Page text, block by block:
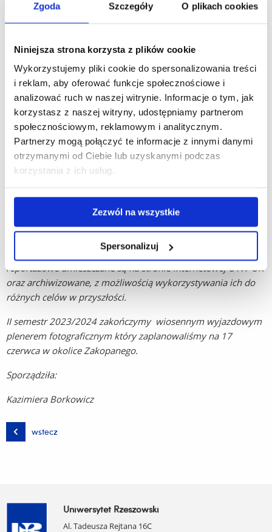
Zgoda Szczegóły O plikach cookies
Niniejsza strona korzysta z plików cookie
Wykorzystujemy pliki cookie do spersonalizowania treści
i reklam, aby oferować funkcje społecznościowe i
analizować ruch w naszej witrynie. Informacje o tym, jak
korzystasz z naszej witryny, udostępniamy partnerom
społecznościowym, reklamowym i analitycznym.
Partnerzy mogą połączyć te informacje z innymi danymi
otrzymanymi od Ciebie lub uzyskanymi podczas
korzystania z ich usług.
Zezwól na wszystkie
Spersonalizuj
w Rzeszowie.
fotograficznych oraz stowarzyszeń artystycznych,
zaprezentowaliśmy zestaw zdjęć pt. „Niepotrzebne,
Porzucone, Zapomniane” za który otrzymaliśmy wyróżnienie.
- 14maja 2024 w dniu obchodów 40-lecia Uniwersytetu
Trzeciego Wieku Uniwersytetu Rzeszowskiego
zaprezentowaliśmy wystawę zbiorową „15lat Klubu Foto
UTW-UR” w holu budynku A1 Uniwersytetu Rzeszowskiego
w Rzeszowie przy ul. Rejtana 16C.
fotografii ciekawe pokazy multimedialne, które prezentowane
są na wernisażach i zajęciach klubowych.
wydarzeń na Uniwersytecie Trzeciego Wieku. Zdjęcia
reportażowe umieszczane są na stronie internetowej UTW-UR
oraz archiwizowane, z możliwością wykorzystywania ich do
różnych celów w przyszłości.
II semestr 2023/2024 zakończymy wiosennym wyjazdowym
plenerem fotograficznym który zaplanowaliśmy na 17
czerwca w okolice Zakopanego.
Sporządziła:
Kazimiera Borkowicz
wstecz
Uniwersytet Rzeszowski
Al. Tadeusza Rejtana 16C